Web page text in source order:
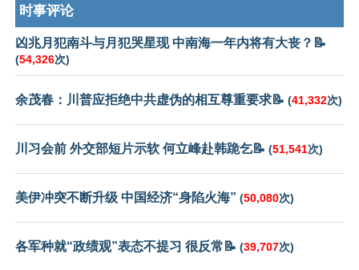
时事评论
凶兆月犯南斗与月犯哭星现 中南海一年内将有大丧？📝
(54,326次)
余茂春：川普应拒绝中共虚伪的相互尊重要求📝 (41,332次)
川习会前 外交部短片示软 何立峰赴韩跪乞📝 (51,541次)
美伊冲突不断升级 中国经济“身陷火海” (50,080次)
各军种就“政绩观”表态不提习 很反常📝 (39,707次)